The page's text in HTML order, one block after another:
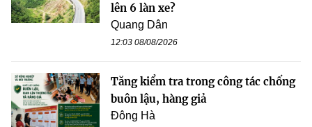
lên 6 làn xe?
Quang Dân
12:03 08/08/2026
Tăng kiểm tra trong công tác chống
buôn lậu, hàng giả
Đông Hà